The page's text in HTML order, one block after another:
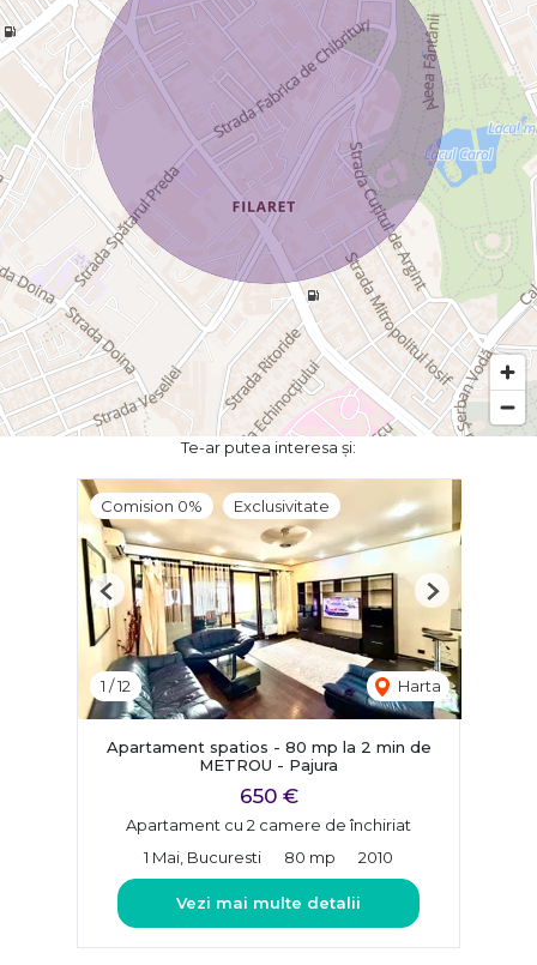
Te-ar putea interesa și:
Comision 0% Exclusivitate
1 /12 Harta
Previous Next
Apartament spatios - 80 mp la 2 min de
METROU - Pajura
650 €
Apartament cu 2 camere de închiriat
1 Mai, Bucuresti
80 mp 2010
Vezi mai multe detalii